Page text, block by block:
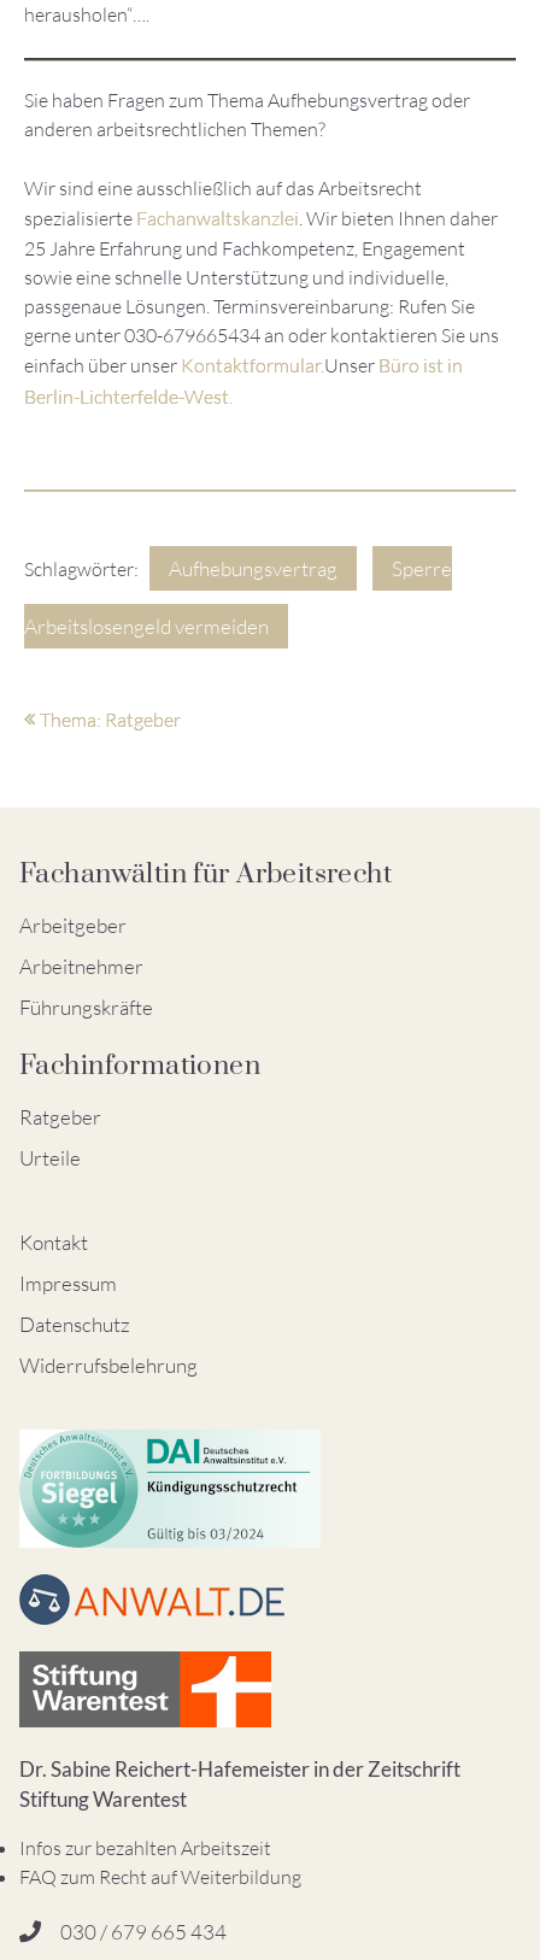
herausholen“….
Sie haben Fragen zum Thema Aufhebungsvertrag oder
anderen arbeitsrechtlichen Themen?
Wir sind eine ausschließlich auf das Arbeitsrecht
spezialisierte Fachanwaltskanzlei . Wir bieten Ihnen daher
25 Jahre Erfahrung und Fachkompetenz, Engagement
sowie eine schnelle Unterstützung und individuelle,
passgenaue Lösungen. Terminsvereinbarung: Rufen Sie
gerne unter 030-679665434 an oder kontaktieren Sie uns
einfach über unser Kontaktformular.Unser Büro ist in
Berlin-Lichterfelde-West.
Schlagwörter: Aufhebungsvertrag Sperre
Arbeitslosengeld vermeiden
Thema: Ratgeber
Fachanwältin für Arbeitsrecht
Arbeitgeber
Arbeitnehmer
Führungskräfte
Fachinformationen
Ratgeber
Urteile
Kontakt
Impressum
Datenschutz
Widerrufsbelehrung
Dr. Sabine Reichert-Hafemeister in der Zeitschrift
Stiftung Warentest
Infos zur bezahlten Arbeitszeit
FAQ zum Recht auf Weiterbildung
030 / 679 665 434